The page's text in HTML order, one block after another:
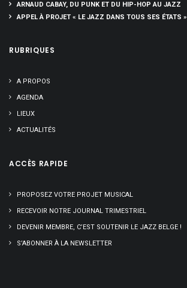
ARNAUD CABAY, DU PUNK ET DU HIP-HOP AU JAZZ
APPEL À PROJET « LE JAZZ DANS TOUS SES ÉTATS »
RUBRIQUES
A PROPOS
AGENDA
LIEUX
ACTUALITÉS
ACCÈS RAPIDE
PROPOSEZ VOTRE PROJET MUSICAL
RECEVOIR NOTRE JOURNAL TRIMESTRIEL
DEVENIR MEMBRE, C’EST SOUTENIR LE JAZZ BELGE !
S’ABONNER À LA NEWSLETTER